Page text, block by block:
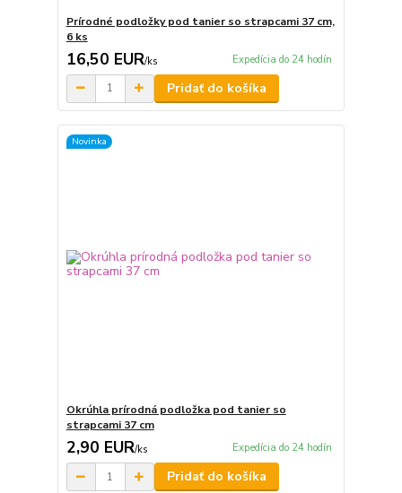
Prírodné podložky pod tanier so strapcami 37 cm,
6 ks
16,50 EUR/ks Expedícia do 24 hodín
Pridať do košíka
Novinka
Okrúhla prírodná podložka pod tanier so
strapcami 37 cm
2,90 EUR/ks Expedícia do 24 hodín
Pridať do košíka